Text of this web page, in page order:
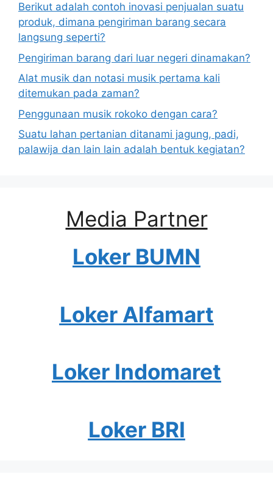
Berikut adalah contoh inovasi penjualan suatu
produk, dimana pengiriman barang secara
langsung seperti?
Pengiriman barang dari luar negeri dinamakan?
Alat musik dan notasi musik pertama kali
ditemukan pada zaman?
Penggunaan musik rokoko dengan cara?
Suatu lahan pertanian ditanami jagung, padi,
palawija dan lain lain adalah bentuk kegiatan?
Media Partner
Loker BUMN
Loker Alfamart
Loker Indomaret
Loker BRI